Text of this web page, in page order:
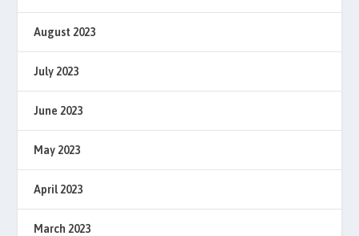
August 2023
July 2023
June 2023
May 2023
April 2023
March 2023